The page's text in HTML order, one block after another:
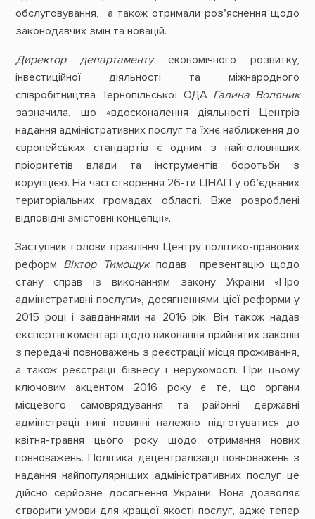
обслуговування, а також отримали роз’яснення щодо
законодавчих змін та новацій.
Директор департаментуекономічного розвитку,
інвестиційної діяльності та міжнародного
співробітництва Тернопільської ОДА Галина Воляник
зазначила, що «вдосконалення діяльності Центрів
надання адміністративних послуг та їхнє наближення до
європейських стандартів є одним з найголовніших
пріоритетів влади та інструментів боротьби з
корупцією. На часі створення 26-ти ЦНАП у об’єднаних
територіальних громадах області. Вже розроблені
відповідні змістовні концепції».
Заступник голови правління Центру політико-правових
реформ Віктор Тимощукподав презентацію щодо
стану справ із виконанням закону України «Про
адміністративні послуги», досягненнями цієї реформи у
2015 році і завданнями на 2016 рік. Він також надав
експертні коментарі щодо виконання прийнятих законів
з передачі повноважень з реєстрації місця проживання,
а також реєстрації бізнесу і нерухомості. При цьому
ключовим акцентом 2016 року є те, що органи
місцевого самоврядування та районні державні
адміністрації нині повинні належно підготуватися до
квітня-травня цього року щодо отримання нових
повноважень. Політика децентралізації повноважень з
надання найпопулярніших адміністративних послуг це
дійсно серйозне досягнення України. Вона дозволяє
створити умови для кращої якості послуг, адже тепер